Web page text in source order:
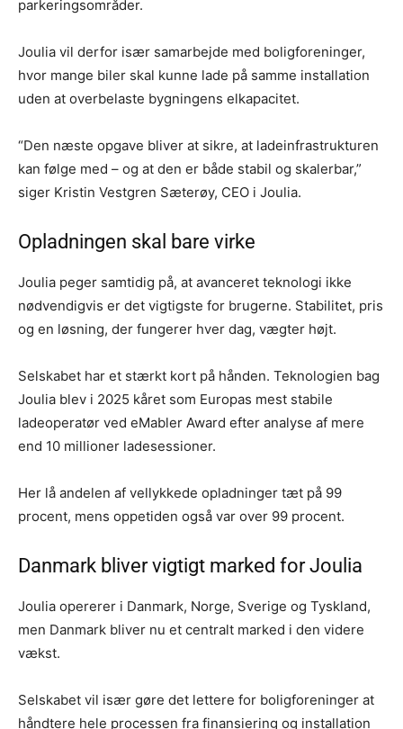
parkeringsområder.
Joulia vil derfor især samarbejde med boligforeninger,
hvor mange biler skal kunne lade på samme installation
uden at overbelaste bygningens elkapacitet.
“Den næste opgave bliver at sikre, at ladeinfrastrukturen
kan følge med – og at den er både stabil og skalerbar,”
siger Kristin Vestgren Sæterøy, CEO i Joulia.
Opladningen skal bare virke
Joulia peger samtidig på, at avanceret teknologi ikke
nødvendigvis er det vigtigste for brugerne. Stabilitet, pris
og en løsning, der fungerer hver dag, vægter højt.
Selskabet har et stærkt kort på hånden. Teknologien bag
Joulia blev i 2025 kåret som Europas mest stabile
ladeoperatør ved eMabler Award efter analyse af mere
end 10 millioner ladesessioner.
Her lå andelen af vellykkede opladninger tæt på 99
procent, mens oppetiden også var over 99 procent.
Danmark bliver vigtigt marked for Joulia
Joulia opererer i Danmark, Norge, Sverige og Tyskland,
men Danmark bliver nu et centralt marked i den videre
vækst.
Selskabet vil især gøre det lettere for boligforeninger at
håndtere hele processen fra finansiering og installation